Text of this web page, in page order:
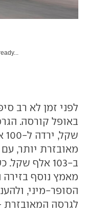
לפני זמן לא רב
מאובזרת יותר,
ב-103 אלף
מאמץ נוסף